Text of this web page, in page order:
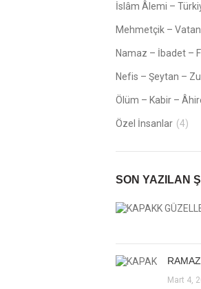
İslâm Âlemi –
Mehmetçik –
Namaz – İbadet –
Nefis – Şeytan –
Ölüm – Kabir –
Özel İnsanlar (4)
SON YAZILAN
Mart 4,